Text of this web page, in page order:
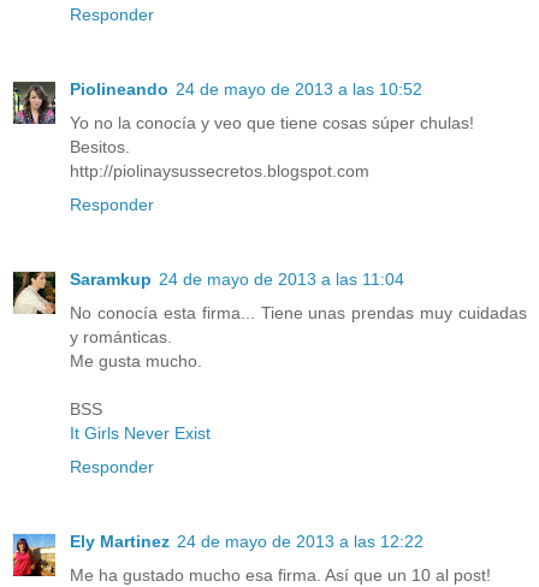
Responder
Piolineando 24 de mayo de 2013 a las 10:52
Yo no la conocía y veo que tiene cosas súper chulas!
Besitos.
http://piolinaysussecretos.blogspot.com
Responder
Saramkup 24 de mayo de 2013 a las 11:04
No conocía esta firma... Tiene unas prendas muy cuidadas
y románticas.
Me gusta mucho.
BSS
It Girls Never Exist
Responder
Ely Martinez 24 de mayo de 2013 a las 12:22
Me ha gustado mucho esa firma. Así que un 10 al post!